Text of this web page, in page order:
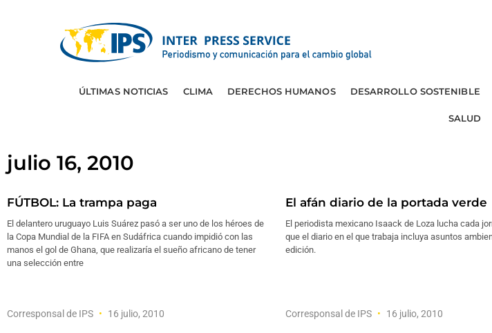
ÚLTIMAS NOTICIAS CLIMA DERECHOS HUMANOS DESARROLLO SOSTENIBLE
SALUD
julio 16, 2010
FÚTBOL: La trampa paga
El delantero uruguayo Luis Suárez pasó a ser uno de los héroes de
la Copa Mundial de la FIFA en Sudáfrica cuando impidió con las
manos el gol de Ghana, que realizaría el sueño africano de tener
una selección entre
Corresponsal de IPS 16 julio, 2010
El afán diario de la portada verde
El periodista mexicano Isaack de Loza lucha cada
que el diario en el que trabaja incluya asuntos
edición.
Corresponsal de IPS 16 julio, 2010